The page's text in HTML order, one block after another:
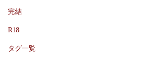
完結
R18
タグ一覧